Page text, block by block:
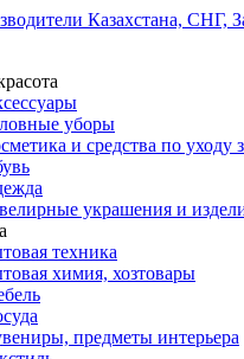
уборы
и средства по уходу
украшения и
техника
химия, хозтовары
предметы интерьера